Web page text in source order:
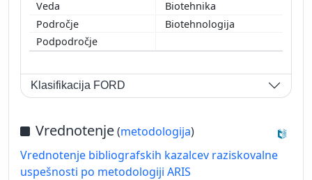
Biotehnika
Biotehnologija
Klasifikacija FORD
Vrednotenje(metodologija)
Vrednotenje bibliografskih kazalcev raziskovalne
uspešnosti po metodologiji ARIS